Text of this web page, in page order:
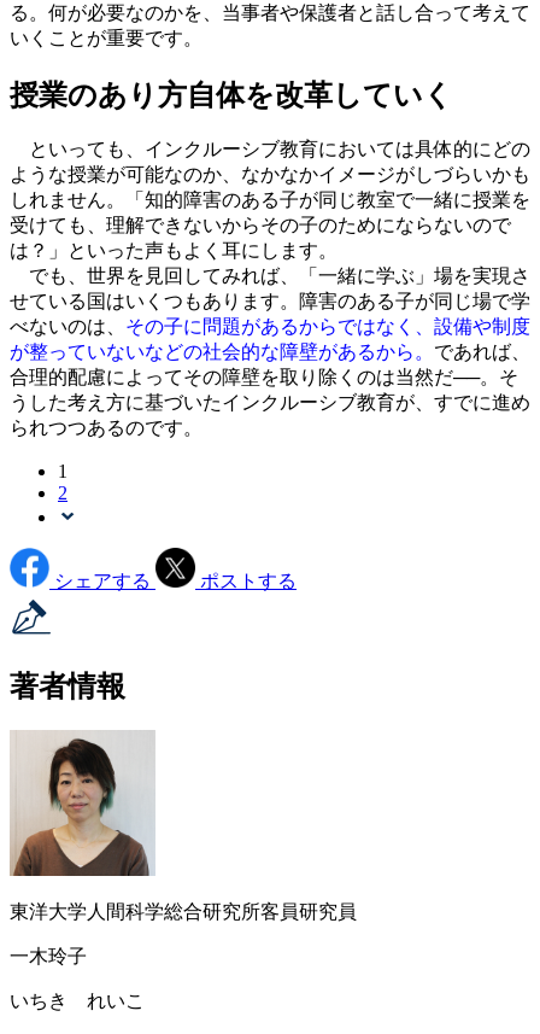
る。何が必要なのかを、当事者や保護者と話し合って考えて
いくことが重要です。
授業のあり方自体を改革していく
といっても、インクルーシブ教育においては具体的にどの
ような授業が可能なのか、なかなかイメージがしづらいかも
しれません。「知的障害のある子が同じ教室で一緒に授業を
受けても、理解できないからその子のためにならないので
は？」といった声もよく耳にします。
でも、世界を見回してみれば、「一緒に学ぶ」場を実現さ
せている国はいくつもあります。障害のある子が同じ場で学
べないのは、 その子に問題があるからではなく、設備や制度
が整っていないなどの社会的な障壁があるから。 であれば、
合理的配慮によってその障壁を取り除くのは当然だ──。そ
うした考え方に基づいたインクルーシブ教育が、すでに進め
られつつあるのです。
1
2
シェアする ポストする
著者情報
東洋大学人間科学総合研究所客員研究員
一木玲子
いちき れいこ